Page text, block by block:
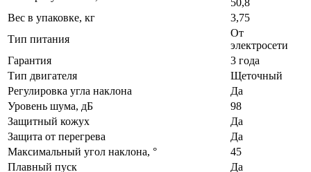
50,8
Вес в упаковке, кг
3,75
Тип питания
От
электросети
Гарантия
3 года
Тип двигателя
Щеточный
Регулировка угла наклона
Да
Уровень шума, дБ
98
Защитный кожух
Да
Защита от перегрева
Да
Максимальный угол наклона, °
45
Плавный пуск
Да